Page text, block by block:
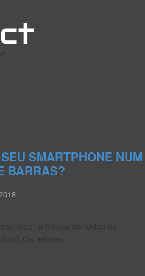
SMARTPHONE NUM
BARRAS?